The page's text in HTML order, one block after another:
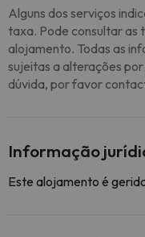
Alguns dos serviços
taxa. Pode consultar
alojamento. Todas as
sujeitas a alterações
dúvida, por favor
Informação
Este alojamento é